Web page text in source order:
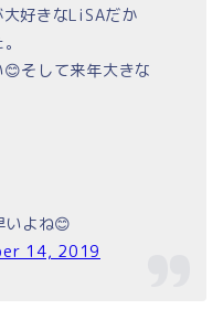
好きなLiSAだか
そして来年大きな
よね😊
14, 2019